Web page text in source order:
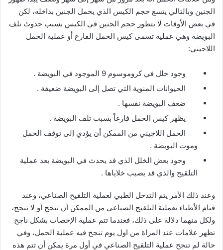
الجنين وبالتالي يتسع حجم الكيس الذي يحمل الجنين بداخله، لكن
في بعض الأوقات لا يتطور حجم الجنين في الكيس بسبب حدوث تلف
البويضة وهي عملية تسمى كيس الحمل الفارغ أو عملية الحمل
اللاجيني:
وجود خلل في كروموسوم 9 الموجود في البويضة .
الحيوانات المنوية التي تصل إلى البويضة ضعيفة .
ضعف البويضة نفسها .
يظهر كيس الحمل فارغاً بسبب تلف البويضة .
الحمل اللاجيني من الممكن أن يؤدي إلى توقف الحمل
وموت البويضة .
وجود بعض الخلل الذي قد يحدث في البويضة بعد عملية
التلقيح والذي قد يصيب خلاياها .
وعند ذلك الأمر يتم التدخل الطبي لعملية التلقيح الصناعي، وعند
قيام الأطباء بعملية التلقيح الصناعي من الممكن أن تنجح أو لا تنجح،
ولكل منهما دلالة على ذلك، فعندما تتم عملية الإخصاب بشكل ناجح
تظهر علامات عند المراة من اول يوم تنجح فيه عملية الحمل، وفي
حالة لم تنجح عملية التلقيح الصناعي في أول مرة يمكن أن تتم هذه